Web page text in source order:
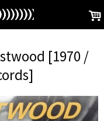
.
[1970 /